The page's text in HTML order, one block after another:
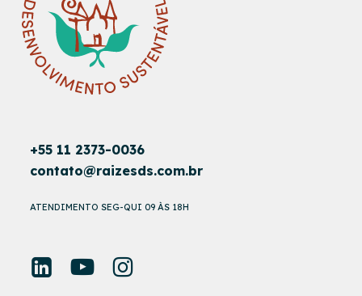
+55 11 2373-0036
contato@raizesds.com.br
ATENDIMENTO SEG-QUI 09 ÀS 18H